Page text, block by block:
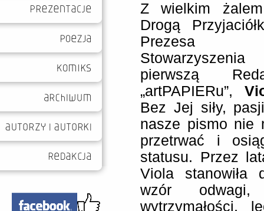
Z wielkim
Drogą
Prezesa
pierwszą
„artPAPIERu”,
Bez Jej siły,
nasze pismo nie
przetrwać i
statusu. Przez
Viola
wzór
wytrzymałości,